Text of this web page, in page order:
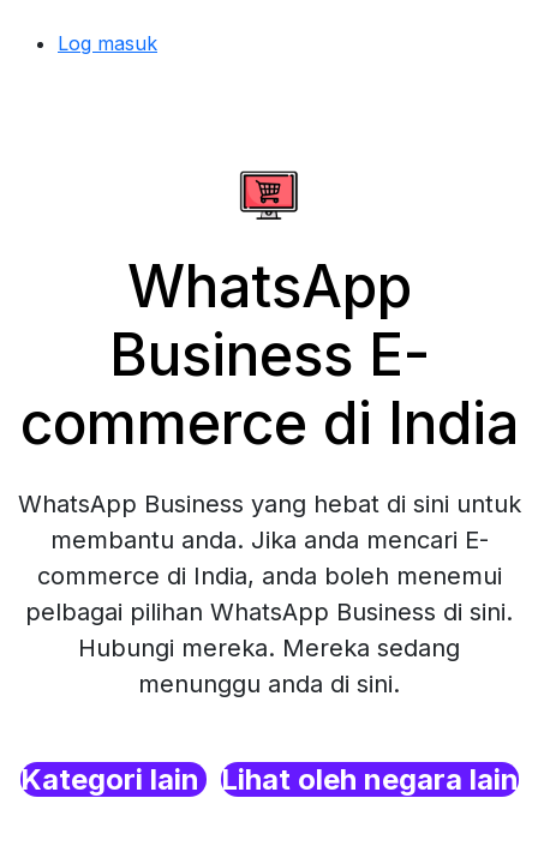
Log masuk
WhatsApp
Business E-
commerce di India
WhatsApp Business yang hebat di sini untuk
membantu anda. Jika anda mencari E-
commerce di India, anda boleh menemui
pelbagai pilihan WhatsApp Business di sini.
Hubungi mereka. Mereka sedang
menunggu anda di sini.
Kategori lain Lihat oleh negara lain